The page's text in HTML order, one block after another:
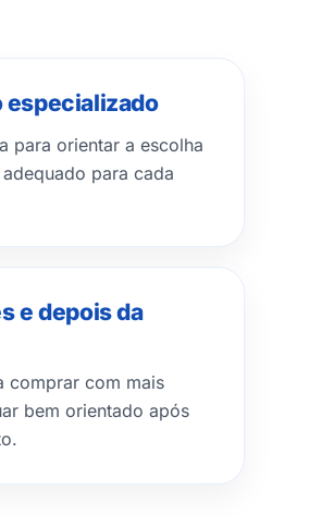
especializado
para orientar a escolha
para cada
e depois da
comprar com mais
bem orientado após